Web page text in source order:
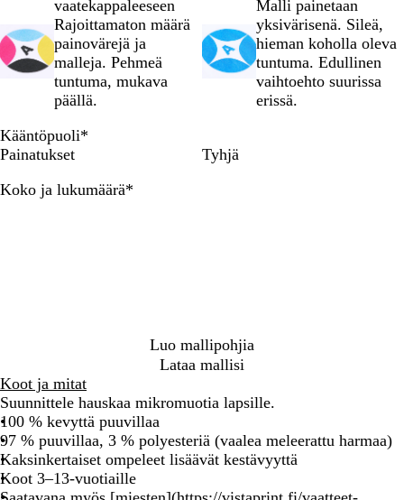
e
n
o
n
i
n
n
a
l
e
n
i
n
h
a
a
e
n
n
vaatekappaleeseen
Rajoittamaton määrä
painovärejä ja
malleja. Pehmeä
tuntuma, mukava
päällä.
Malli painetaan
yksivärisenä. Sileä,
hieman koholla oleva
tuntuma. Edullinen
vaihtoehto suurissa
erissä.
Kääntöpuoli*
Painatukset
Tyhjä
Koko ja lukumäärä*
Luo mallipohjia
Lataa mallisi
Koot ja mitat
Suunnittele hauskaa mikromuotia lapsille.
100 % kevyttä puuvillaa
97 % puuvillaa, 3 % polyesteriä (vaalea meleerattu harmaa)
Kaksinkertaiset ompeleet lisäävät kestävyyttä
Koot 3–13-vuotiaille